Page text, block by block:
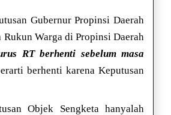
Gubernur Propinsi Daerah
Rukun Warga di Propinsi Daerah
RT berhenti sebelum masa
berhenti karena Keputusan
Objek Sengketa hanyalah